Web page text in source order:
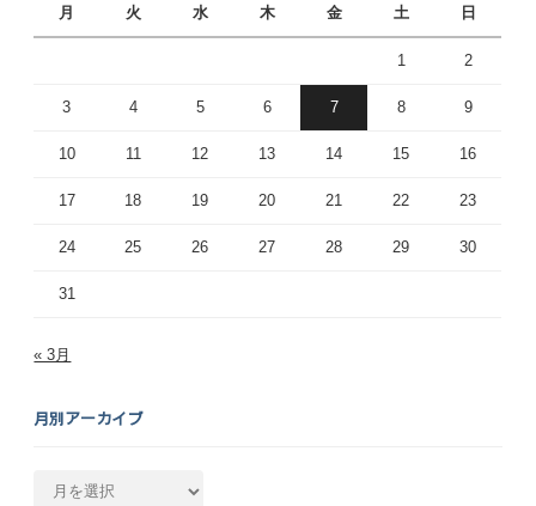
月 火 水 木 金 土 日
1 2
3 4 5 6 7 8 9
10 11 12 13 14 15 16
17 18 19 20 21 22 23
24 25 26 27 28 29 30
31
« 3月
月別アーカイブ